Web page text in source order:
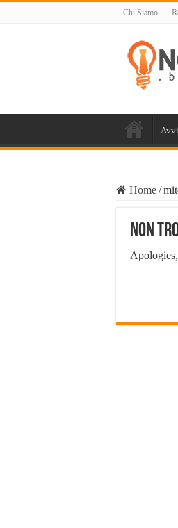
Chi Siamo
Home/
Non